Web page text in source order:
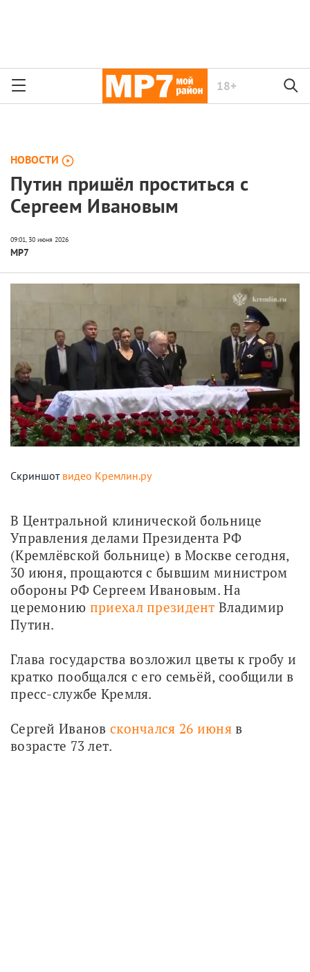
18+
НОВОСТИ
Путин пришёл проститься с
Сергеем Ивановым
МР7
Скриншот видео Кремлин.ру
В Центральной клинической больнице
Управления делами Президента РФ
(Кремлёвской больнице) в Москве сегодня,
30 июня, прощаются с бывшим министром
обороны РФ Сергеем Ивановым. На
церемонию приехал президент Владимир
Путин.
Глава государства возложил цветы к гробу и
кратко пообщался с его семьёй, сообщили в
пресс-службе Кремля.
Сергей Иванов скончался 26 июня в
возрасте 73 лет.